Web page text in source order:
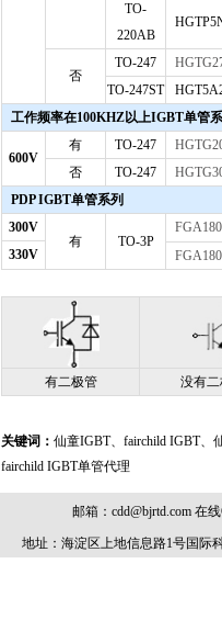
TO-
220AB
否
TO-247
TO-247ST
工作频率在100KHZ以上IGBT单管
600V
有 TO-247
否
TO-247
PDP IGBT单管系列
300V
有
TO-3P
330V
有二极管 没有
关键词： 仙童IGBT、fairchild IGBT、
fairchild IGBT单管代理
邮箱：cdd@bjrtd.com 在
地址：海淀区上地信息路1号国际